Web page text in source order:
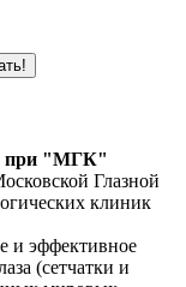
при "МГК"
Глазной
клиник
и эффективное
(сетчатки и